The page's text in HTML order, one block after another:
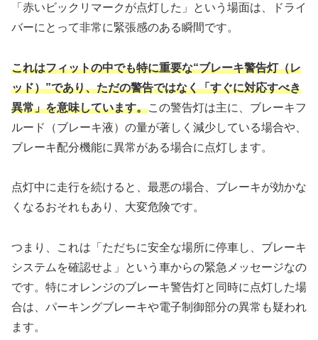
「赤いビックリマークが点灯した」という場面は、ドライ
バーにとって非常に緊張感のある瞬間です。
これはフィットの中でも特に重要な“ブレーキ警告灯（レ
ッド）”であり、ただの警告ではなく「すぐに対応すべき
異常」を意味しています。この警告灯は主に、ブレーキフ
ルード（ブレーキ液）の量が著しく減少している場合や、
ブレーキ配分機能に異常がある場合に点灯します。
点灯中に走行を続けると、最悪の場合、ブレーキが効かな
くなるおそれもあり、大変危険です。
つまり、これは「ただちに安全な場所に停車し、ブレーキ
システムを確認せよ」という車からの緊急メッセージなの
です。特にオレンジのブレーキ警告灯と同時に点灯した場
合は、パーキングブレーキや電子制御部分の異常も疑われ
ます。